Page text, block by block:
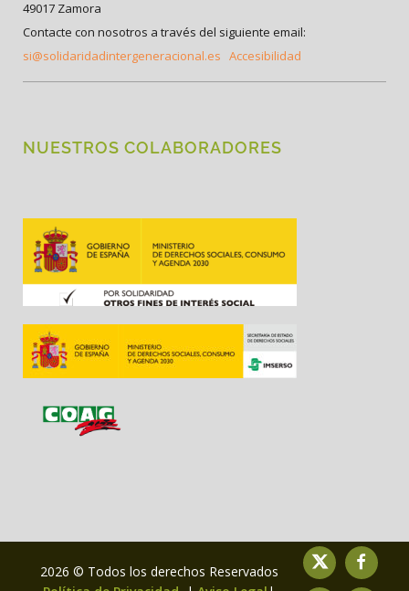
49017 Zamora
Contacte con nosotros a través del siguiente email:
si@solidaridadintergeneracional.es Accesibilidad
NUESTROS COLABORADORES
2026 © Todos los derechos Reservados